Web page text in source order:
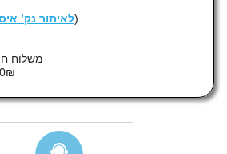
(לאיתור נק’
משלוח
500₪